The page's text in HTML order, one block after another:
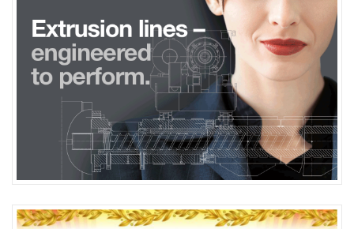
verspreidingsvennote. Breër beskikbaarheid sal volg namate
produksiekapasiteit skaal.